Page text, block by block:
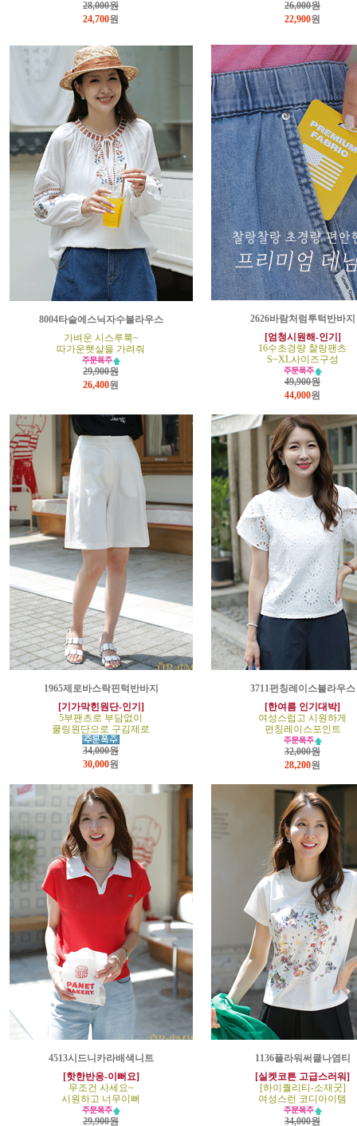
28,000원
24,700원
26,000원
22,900원
8004타슬에스닉자수블라우스
가벼운 시스루룩~
따가운햇살을 가려줘
29,900원
26,400원
2626바람처럼투턱반바지
[엄청시원해-인기]
16수초경량 찰랑팬츠
S~XL사이즈구성
49,900원
44,000원
1965제로바스락핀턱반바지
[기가막힌원단-인기]
5부팬츠로 부담없이
쿨링원단으로 구김제로
34,000원
30,000원
3711펀칭레이스블라우스
[한여름 인기대박]
여성스럽고 시원하게
펀칭레이스포인트
32,000원
28,200원
4513시드니카라배색니트
[핫한반응-이뻐요]
무조건 사세요~
시원하고 너무이뻐
29,900원
1136플라워써클나염티
[실켓코튼 고급스러워]
[하이퀄리티-소재굿]
여성스런 코디아이템
34,000원